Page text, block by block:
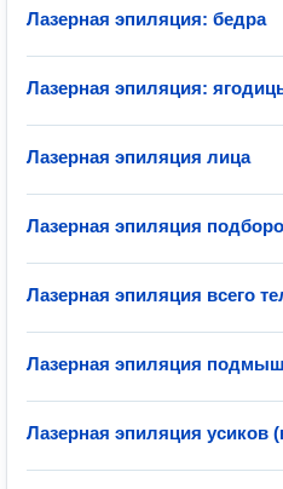
Лазерная эпиляция: бедра
Лазерная эпиляция:
Лазерная эпиляция лица
Лазерная эпиляция
Лазерная эпиляция всего
Лазерная эпиляция
Лазерная эпиляция усиков